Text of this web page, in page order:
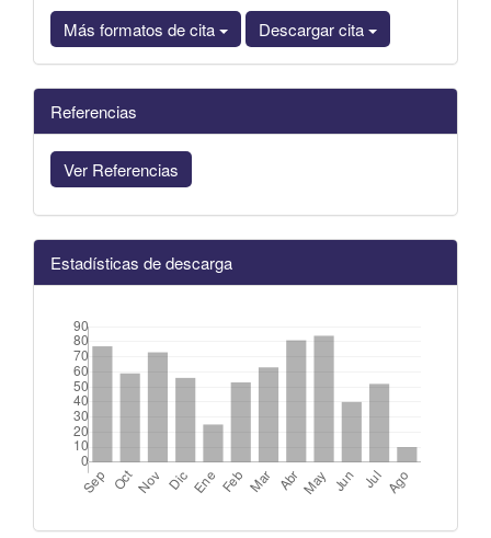
Más formatos de cita Descargar cita
Referencias
Ver Referencias
Estadísticas de descarga